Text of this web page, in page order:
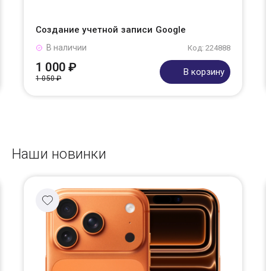
Создание учетной записи Google
Код: 224888
В наличии
1 000 ₽
1 050 ₽
В корзину
Наши новинки